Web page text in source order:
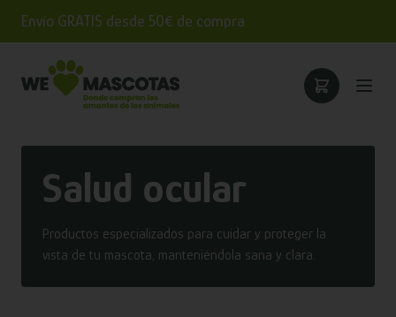
Envío GRATIS desde 50€ de compra
Salud ocular
Productos especializados para cuidar y proteger la
vista de tu mascota, manteniéndola sana y clara.